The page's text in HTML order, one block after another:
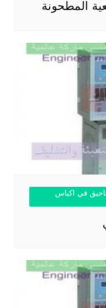
المطحونة
في اكياس